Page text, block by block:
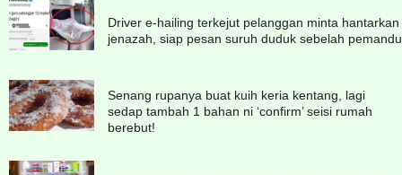
Driver e-hailing terkejut pelanggan minta hantarkan
jenazah, siap pesan suruh duduk sebelah pemandu
Senang rupanya buat kuih keria kentang, lagi
sedap tambah 1 bahan ni ‘confirm’ seisi rumah
berebut!